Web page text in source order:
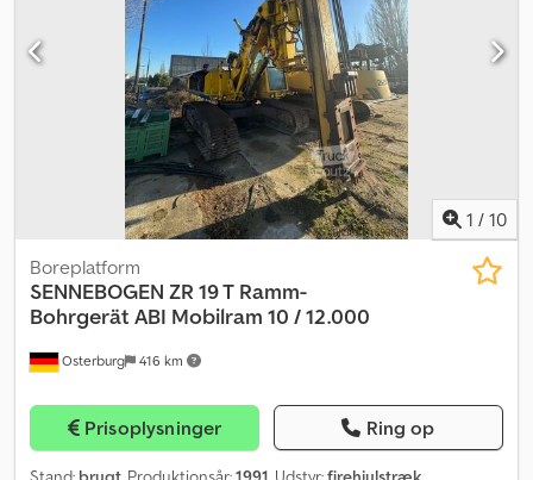
Borerigg Cjdpoy U T Ttsfx Ag Ajrf = Yderligere information =
Serienummer: 11A1124/8992 0071xxxx Kontakt ATS Norway for
yderligere oplysninger.
1 / 10
Osterburg 416 km
Boreplatform
SENNEBOGEN ZR 19 T Ramm-
Bohrgerät ABI Mobilram 10 / 12.000
Prisoplysninger Ring op